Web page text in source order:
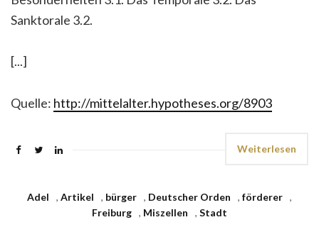
Sanktorale 3.2.
[...]
Quelle: http://mittelalter.hypotheses.org/8903
Weiterlesen
Adel , Artikel , bürger , Deutscher Orden , förderer ,
Freiburg , Miszellen , Stadt